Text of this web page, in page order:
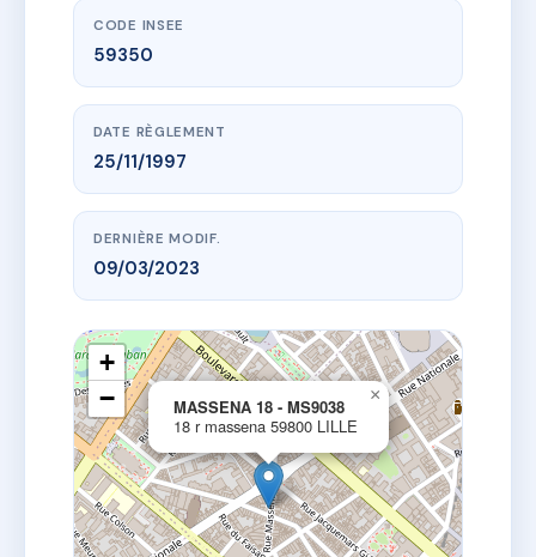
CODE INSEE
59350
DATE RÈGLEMENT
25/11/1997
DERNIÈRE MODIF.
09/03/2023
MASSENA 18 - MS9038
18 r massena 59800 LILLE
×
+
−